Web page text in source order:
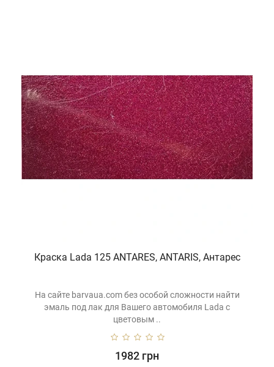
Краска Lada 125 ANTARES, ANTARIS, Антарес
На сайте barvaua.com без особой сложности найти
эмаль под лак для Вашего автомобиля Lada с
цветовым ..
1982 грн